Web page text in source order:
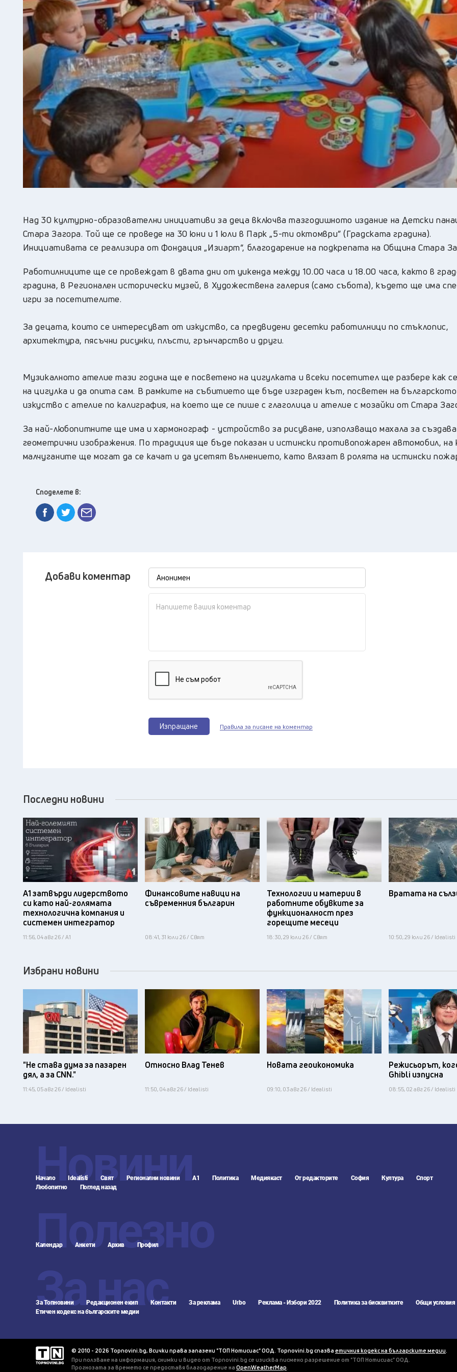
Перник, 22°C
Плевен, 26°C
Пловдив, 27°C
Разград, 24°C
Русе, 28°C
Силистра, 26°C
Сливен, 25°C
Смолян, 20°C
София, 23°C
Стара Загора 23°C
Ямбол, 26°C
Над 30 културно-образователни инициативи за деца включва тазгодишното издание на Детски
Стара Загора. Той ще се проведе на 30 юни и 1 юли в Парк „5-ти октомври” (Градската градина).
Инициативата се реализира от Фондация „Изиарт“, благодарение на подкрепата на Община Стара
Работилниците ще се провеждат в двата дни от уикенда между 10.00 часа и 18.00 часа, както в
градина, в Регионален исторически музей, в Художествена галерия (само събота), където ще има
игри за посетителите.
За децата, които се интересуват от изкуство, са предвидени десетки работилници по стъклопис,
архитектура, пясъчни рисунки, плъсти, грънчарство и други.
Музикалното ателие тази година ще е посветено на цигулката и всеки посетител ще разбере как
на цигулка и да опита сам. В рамките на събитието ще бъде изграден кът, посветен на българското
изкуство с ателие по калиграфия, на което ще се пише с глаголица и ателие с мозайки от Стара
За най-любопитните ще има и хармонограф - устройство за рисуване, използващо махала за
геометрични изображения. По традиция ще бъде показан и истински противопожарен автомобил, на
малчуганите ще могат да се качат и да усетят вълнението, като влязат в ролята на истински
Споделете в:
Добави коментар
Изпращане Правила за писане на коментар
Последни новини
А1 затвърди лидерството
си като най-голямата
технологична компания и
системен интегратор
11:56, 04 авг 26 / А1
Финансовите навици на
съвременния българин
08:41, 31 юли 26 / Свят
Технологии и материи в
работните обувките за
функционалност през
горещите месеци
18:30, 29 юли 26 / Свят
Вратата на
10:50, 29 юли 26 / Idealisti
Избрани новини
"Не става дума за пазарен
дял, а за CNN."
11:45, 05 авг 26 / Idealisti
Относно Влад Тенев
11:50, 04 авг 26 / Idealisti
Новата геоикономика
09:10, 03 авг 26 / Idealisti
Режисьорът,
Ghibli изпусна
08:55, 02 авг 26 / Idealisti
Новини
Начало Idealisti Свят Регионални новини А1 Политика Медиякаст От редакторите София Култура
Спорт
Любопитно
Поглед назад
Полезно
Календар Анкети Архив Профил
За нас
За Топновини Редакционен екип Контакти За реклама Urbo Реклама - Избори 2022 Политика за бисквитките
Общи условия
Етичен кодекс на българските медии
© 2010 - 2026 Topnovini.bg, Всички права запазени "ТОП Нотисиас" ООД. Topnovini.bg спазва етичния кодекс на българските медии.
При ползване на информация, снимки и видео от Topnovini.bg се изисква писмено разрешение от "ТОП Нотисиас" ООД.
Прогнозата за времето се предоставя благодарение на OpenWeatherMap.